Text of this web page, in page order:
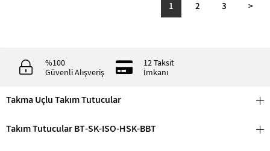
1 2 3 >
%100
Güvenli Alışveriş
12 Taksit
İmkanı
Takma Uçlu Takım Tutucular
Takım Tutucular BT-SK-ISO-HSK-BBT